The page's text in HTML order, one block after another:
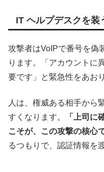
IT ヘルプデスクを装
攻撃者はVoIPで番号を偽
ります。「アカウントに
要です」と緊急性をあお
人は、権威ある相手から
すくなります。
「上司に
こそが、この攻撃の核心
るつもりで、認証情報を